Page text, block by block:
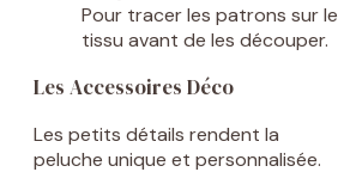
Pour tracer les patrons sur le
tissu avant de les découper.
Les Accessoires Déco
Les petits détails rendent la
peluche unique et personnalisée.